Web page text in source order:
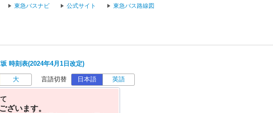
東急バスナビ 公式サイト 東急バス路線図
時刻表(2024年4月1日改定)
大 言語切替 日本語 英語
ざいます。